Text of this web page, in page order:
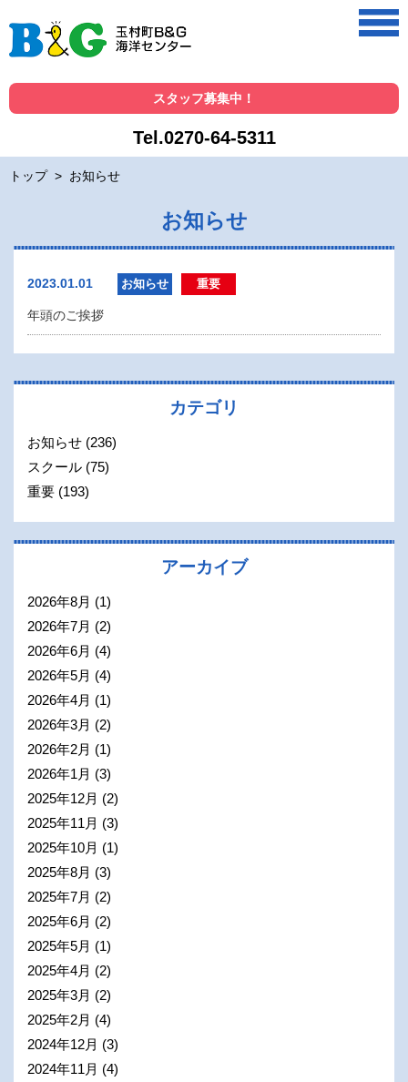
スタッフ募集中！
Tel.0270-64-5311
トップ > お知らせ
お知らせ
2023.01.01 お知らせ 重要
年頭のご挨拶
カテゴリ
お知らせ (236)
スクール (75)
重要 (193)
アーカイブ
2026年8月 (1)
2026年7月 (2)
2026年6月 (4)
2026年5月 (4)
2026年4月 (1)
2026年3月 (2)
2026年2月 (1)
2026年1月 (3)
2025年12月 (2)
2025年11月 (3)
2025年10月 (1)
2025年8月 (3)
2025年7月 (2)
2025年6月 (2)
2025年5月 (1)
2025年4月 (2)
2025年3月 (2)
2025年2月 (4)
2024年12月 (3)
2024年11月 (4)